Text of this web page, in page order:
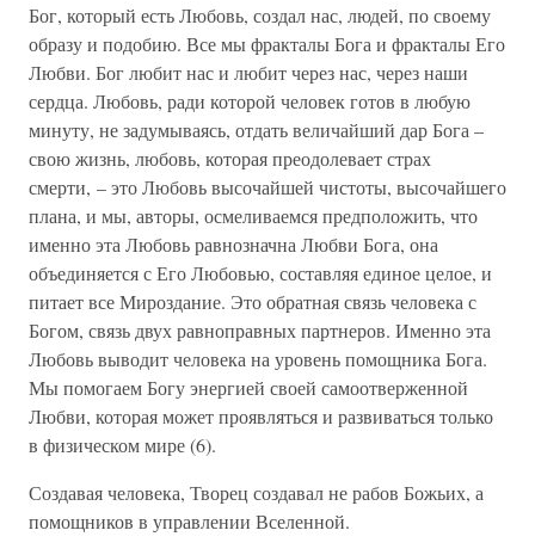
Бог, который есть Любовь, создал нас, людей, по своему
образу и подобию. Все мы фракталы Бога и фракталы Его
Любви. Бог любит нас и любит через нас, через наши
сердца. Любовь, ради которой человек готов в любую
минуту, не задумываясь, отдать величайший дар Бога –
свою жизнь, любовь, которая преодолевает страх
смерти, – это Любовь высочайшей чистоты, высочайшего
плана, и мы, авторы, осмеливаемся предположить, что
именно эта Любовь равнозначна Любви Бога, она
объединяется с Его Любовью, составляя единое целое, и
питает все Мироздание. Это обратная связь человека с
Богом, связь двух равноправных партнеров. Именно эта
Любовь выводит человека на уровень помощника Бога.
Мы помогаем Богу энергией своей самоотверженной
Любви, которая может проявляться и развиваться только
в физическом мире (6).
Создавая человека, Творец создавал не рабов Божьих, а
помощников в управлении Вселенной.